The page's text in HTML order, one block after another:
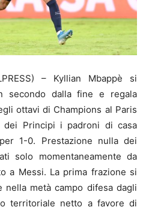
– Kyllian Mbappè si
secondo dalla fine e regala
ottavi di Champions al Paris
dei Principi i padroni di casa
1-0. Prestazione nulla dei
solo momentaneamente da
a Messi. La prima frazione si
nella metà campo difesa dagli
territoriale netto a favore di